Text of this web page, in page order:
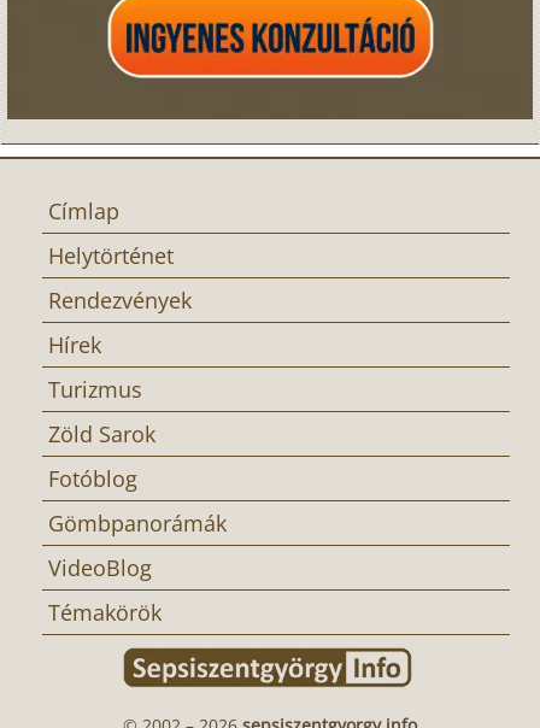
Címlap
Helytörténet
Rendezvények
Hírek
Turizmus
Zöld Sarok
Fotóblog
Gömbpanorámák
VideoBlog
Témakörök